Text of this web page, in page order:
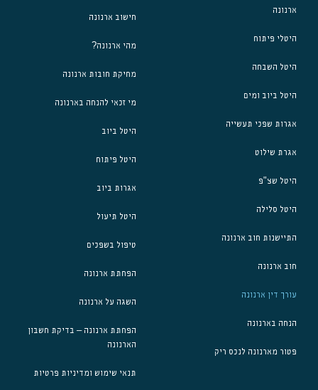
ארנונה
היטלי פיתוח
היטל השבחה
היטל ביוב ומים
אגרות שפכי תעשייה
אגרת שילוט
היטל שצ"פ
היטל סלילה
התיישנות חוב ארנונה
חוב ארנונה
עורך דין ארנונה
הנחה בארנונה
פטור מארנונה לנכס ריק
חישוב ארנונה
מהי ארנונה?
מחיקת חובות ארנונה
מי זכאי להנחה בארנונה
היטל ביוב
היטל פיתוח
אגרות ביוב
היטל תיעול
טיפול בשפכים
הפחתת ארנונה
השגה על ארנונה
הפחתת ארנונה – בדיקת חשבון
הארנונה
תנאי שימוש ומדיניות פרטיות